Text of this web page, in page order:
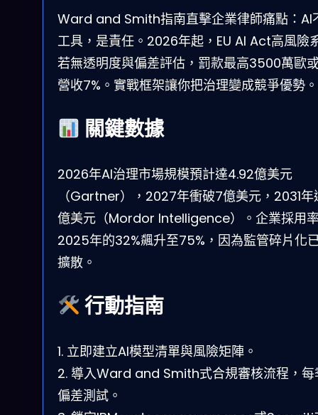
Ward and Smith指南直擊企業律師痛點：AI
工具，是責任。2026年起，EU AI Act高風險
若無透明度與偏差評估，罰款最高3500萬歐
營收7%。實戰框架讓你把治理變成競爭優勢。
關鍵數據
2026年AI治理市場規模預計達4.92億美元
（Gartner），2027年衝破7億美元，2031年
億美元（Mordor Intelligence）。企業採用
2025年的32%飆升至75%，因為監管碎片化
擴散。
行動指南
1. 立即建立AI模型清單與風險矩陣。
2. 導入Ward and Smith式合規審核流程，每
偏差測試。